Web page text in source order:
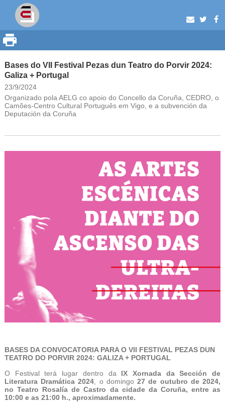
Bases do VII Festival Pezas dun Teatro do Porvir 2024:
Galiza + Portugal
23/9/2024
Organizado pola AELG co apoio do Concello da Coruña, CEDRO, o
Camões-Centro Cultural Português em Vigo, e a subvención da
Deputación da Coruña
BASES DA CONVOCATORIA PARA O VII FESTIVAL PEZAS DUN
TEATRO DO PORVIR 2024: GALIZA + PORTUGAL
O Festival terá lugar dentro da IX Xornada da Sección de
Literatura Dramática 2024 , o domingo27 de outubro de 2024,
no Teatro Rosalía de Castro da cidade da Coruña, entre as
10:00 e as 21:00 h., aproximadamente.